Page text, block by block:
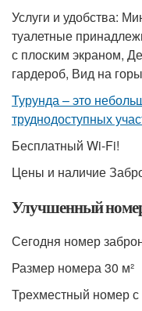
Услуги и удобства:
туалетные
с плоским экраном,
гардероб, Вид на
Турунда – это
труднодоступных
Бесплатный Wi-Fi!
Цены и наличие
Улучшенный
Сегодня номер
Размер номера 30 м²
Трехместный номер